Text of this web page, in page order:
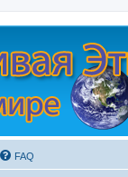
FAQ